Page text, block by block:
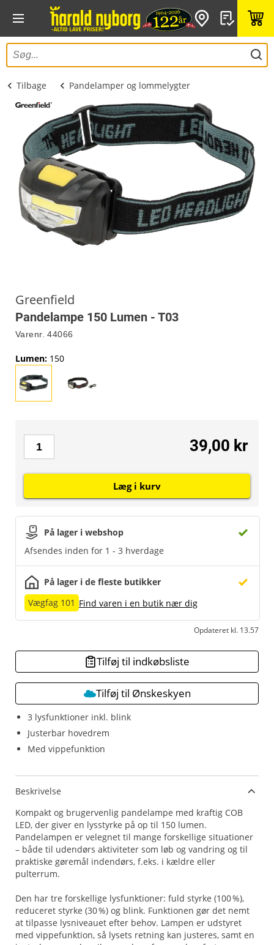
Tilbage Pandelamper og lommelygter
Greenfield
Pandelampe 150 Lumen - T03
Varenr. 44066
3 lysfunktioner inkl. blink
Justerbar hovedrem
Med vippefunktion
Lumen: 150
På lager i webshop
Afsendes inden for 1 - 3 hverdage
På lager i de fleste butikker
Vægfag 101 Find varen i en butik nær dig
Opdateret kl. 13.57
39,00 kr
Læg i kurv
Tilføj til indkøbsliste
Tilføj til Ønskeskyen
Beskrivelse
Kompakt og brugervenlig pandelampe med kraftig COB
LED, der giver en lysstyrke på op til 150 lumen.
Pandelampen er velegnet til mange forskellige situationer
– både til udendørs aktiviteter som løb og vandring og til
praktiske gøremål indendørs, f.eks. i kældre eller
pulterrum.
Den har tre forskellige lysfunktioner: fuld styrke (100 %),
reduceret styrke (30 %) og blink. Funktionen gør det nemt
at tilpasse lysniveauet efter behov. Lampen er udstyret
med vippefunktion, så lysets retning kan justeres, samt en